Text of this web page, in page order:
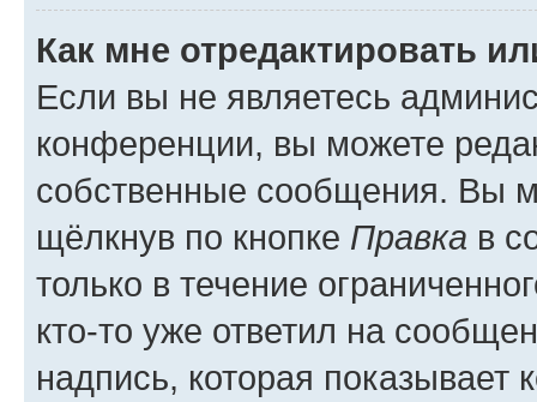
Как мне отредактировать
Если вы не являетесь
конференции, вы можете
собственные сообщения. Вы
щёлкнув по кнопке Правка в
только в течение
кто-то уже ответил на
надпись, которая показывает